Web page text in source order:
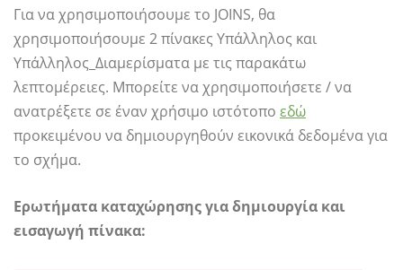
Για να χρησιμοποιήσουμε το JOINS, θα
χρησιμοποιήσουμε 2 πίνακες Υπάλληλος και
Υπάλληλος_Διαμερίσματα με τις παρακάτω
λεπτομέρειες. Μπορείτε να χρησιμοποιήσετε / να
ανατρέξετε σε έναν χρήσιμο ιστότοπο εδώ
προκειμένου να δημιουργηθούν εικονικά δεδομένα για
το σχήμα.
Ερωτήματα καταχώρησης για δημιουργία και
εισαγωγή πίνακα: